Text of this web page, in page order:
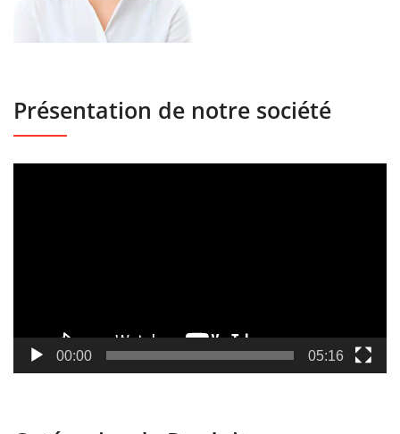
Présentation de notre société
00:00 05:16